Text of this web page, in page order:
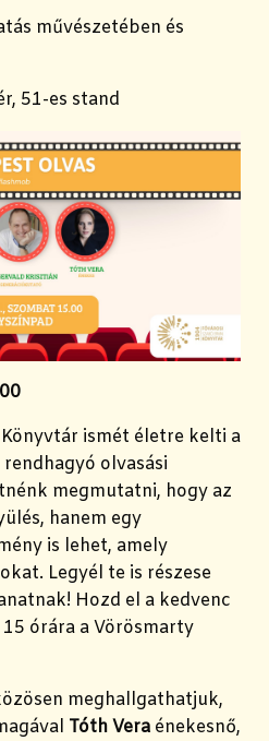
művészetében és
51-es stand
ismét életre kelti a
olvasási
megmutatni, hogy az
hanem egy
is lehet, amely
Legyél te is részese
Hozd el a kedvenc
órára a Vörösmarty
meghallgathatjuk,
Tóth Vera énekesnő,